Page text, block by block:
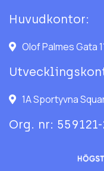
Huvudkontor:
Olof Palmes Gata
1A Sportyvna
Org. nr: